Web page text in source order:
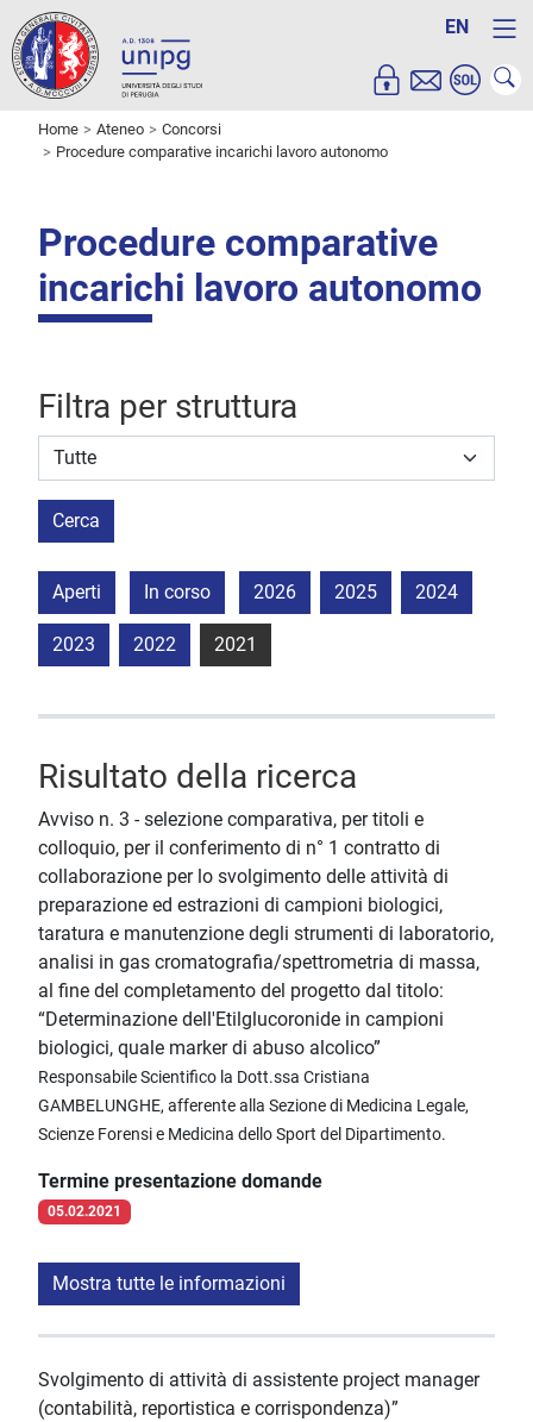
EN
Home Ateneo
Concorsi
Procedure comparative incarichi lavoro autonomo
Procedure comparative
incarichi lavoro autonomo
Filtra per struttura
Struttura stipulante
Cerca
Aperti In corso 2026 2025 2024
2023 2022 2021
Risultato della ricerca
Avviso n. 3 - selezione comparativa, per titoli e
colloquio, per il conferimento di n° 1 contratto di
collaborazione per lo svolgimento delle attività di
preparazione ed estrazioni di campioni biologici,
taratura e manutenzione degli strumenti di laboratorio,
analisi in gas cromatografia/spettrometria di massa,
al fine del completamento del progetto dal titolo:
“Determinazione dell'Etilglucoronide in campioni
biologici, quale marker di abuso alcolico”
Responsabile Scientifico la Dott.ssa Cristiana
GAMBELUNGHE, afferente alla Sezione di Medicina Legale,
Scienze Forensi e Medicina dello Sport del Dipartimento.
Termine presentazione domande
05.02.2021
Mostra tutte le informazioni
Svolgimento di attività di assistente project manager
(contabilità, reportistica e corrispondenza)”